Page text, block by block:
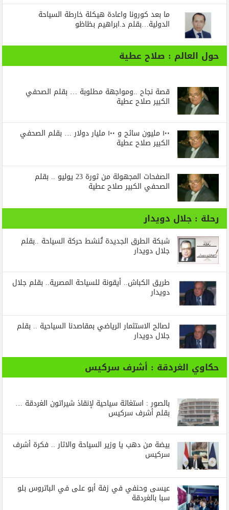
ما بعد كورونا واعادة هيكلة خارطة السياحة
الدولية…بقلم د.ابراهيم بظاظو
حول العالم : صلاح عطية
قصة نجاح ..ومواجهة مطلوبة … بقلم الصحفي
الكبير صلاح عطية
١٠٠ مليون سائح و ١٠٠ مليار دولار … بقلم الصحفي
الكبير صلاح عطية
الصفحات المجهولة من ثورة 23 يوليو .. بقلم
الصحفي الكبير صلاح عطية
رحلة : جلال دويدار
شبكة الطرق الجديدة تُنشط حركة السياحة ..بقلم
جلال دويدار
طريق الكباش.. أيقونة للسياحة المصرية.. بقلم جلال
دويدار
لصالح الاستثمار الرياضي بمقاصدنا السياحية .. بقلم
جلال دويدار
حكاوي الغردقة : أشرف سركيس
بالصور : استغاثة سياحية لإنقاذ شيراتون الغردقة …
بقلم أشرف سركيس
بيضة من دهب يا وزير السياحة والاثار .. فكرة أشرف
سركيس
عيسى وحنفي في زفة أبو على في الباتروس بلو
سبا بالغردقة